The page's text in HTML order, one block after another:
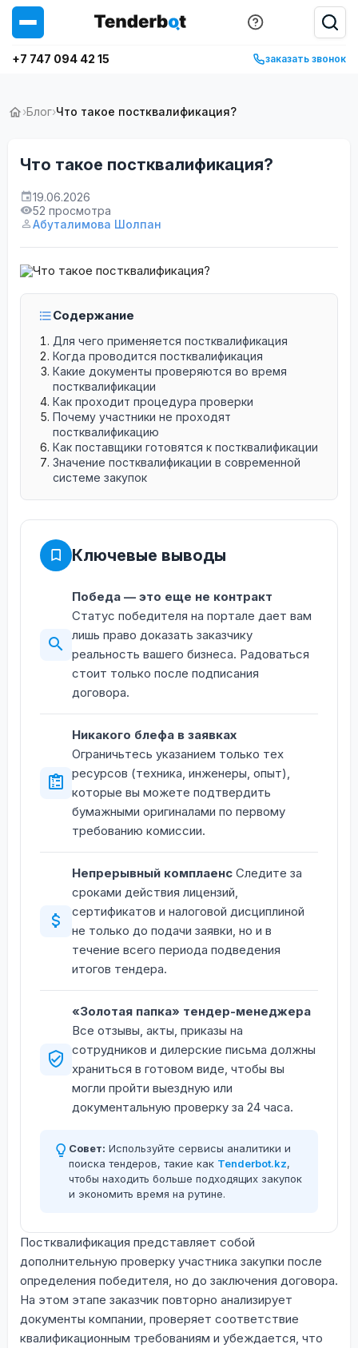
+7 747 094 42 15 заказать звонок
›Блог›Что такое постквалификация?
Что такое постквалификация?
19.06.2026
52 просмотра
Абуталимова Шолпан
Содержание
Для чего применяется постквалификация
Когда проводится постквалификация
Какие документы проверяются во время
постквалификации
Как проходит процедура проверки
Почему участники не проходят
постквалификацию
Как поставщики готовятся к постквалификации
Значение постквалификации в современной
системе закупок
Ключевые выводы
Победа — это еще не контракт
Статус победителя на портале дает вам
лишь право доказать заказчику
реальность вашего бизнеса. Радоваться
стоит только после подписания
договора.
Никакого блефа в заявках
Ограничьтесь указанием только тех
ресурсов (техника, инженеры, опыт),
которые вы можете подтвердить
бумажными оригиналами по первому
требованию комиссии.
Непрерывный комплаенс Следите за
сроками действия лицензий,
сертификатов и налоговой дисциплиной
не только до подачи заявки, но и в
течение всего периода подведения
итогов тендера.
«Золотая папка» тендер-менеджера
Все отзывы, акты, приказы на
сотрудников и дилерские письма должны
храниться в готовом виде, чтобы вы
могли пройти выездную или
документальную проверку за 24 часа.
Совет: Используйте сервисы аналитики и
поиска тендеров, такие как Tenderbot.kz,
чтобы находить больше подходящих закупок
и экономить время на рутине.
Постквалификация представляет собой
дополнительную проверку участника закупки после
определения победителя, но до заключения договора.
На этом этапе заказчик повторно анализирует
документы компании, проверяет соответствие
квалификационным требованиям и убеждается, что